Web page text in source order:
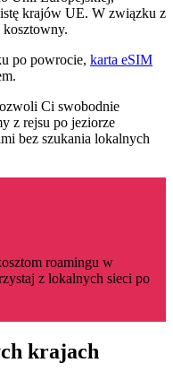
krajów UE. W związku z
kosztowny.
po powrocie, karta eSIM
Ci swobodnie
z rejsu po jeziorze
bez szukania lokalnych
roamingu w
z lokalnych sieci po
krajach